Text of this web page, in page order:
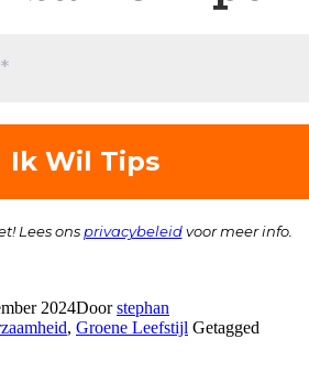
Lees ons privacybeleidvoor meer info.
2024Doorstephan
, Groene Leefstijl Getagged